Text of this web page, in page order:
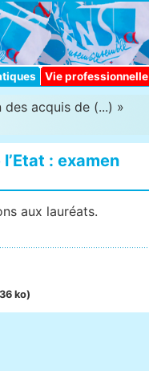
Vie professionnelle
acquis de (...) »
: examen
aux lauréats.
ko)